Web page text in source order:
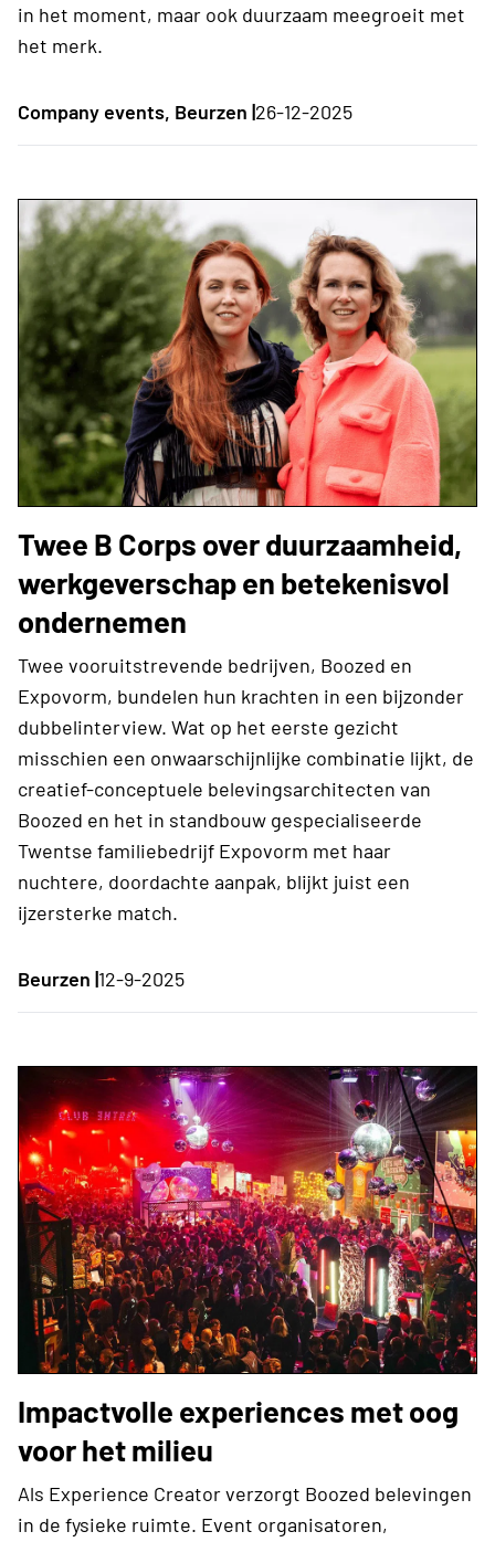
in het moment, maar ook duurzaam meegroeit met
het merk.
Company events, Beurzen |26-12-2025
Twee B Corps over duurzaamheid,
werkgeverschap en betekenisvol
ondernemen
Twee vooruitstrevende bedrijven, Boozed en
Expovorm, bundelen hun krachten in een bijzonder
dubbelinterview. Wat op het eerste gezicht
misschien een onwaarschijnlijke combinatie lijkt, de
creatief-conceptuele belevingsarchitecten van
Boozed en het in standbouw gespecialiseerde
Twentse familiebedrijf Expovorm met haar
nuchtere, doordachte aanpak, blijkt juist een
ijzersterke match.
Beurzen |12-9-2025
Impactvolle experiences met oog
voor het milieu
Als Experience Creator verzorgt Boozed belevingen
in de fysieke ruimte. Event organisatoren,